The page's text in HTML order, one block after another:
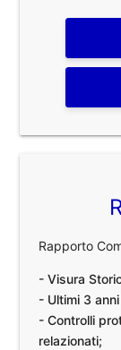
Rapporto
- Visura
- Ultimi 3
- Controlli
relazionati;